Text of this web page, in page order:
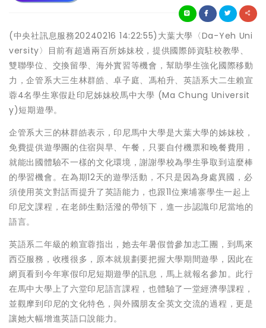
(中央社訊息服務20240216 14:22:55)大葉大學〈Da-Yeh Uni
versity〉目前有超過兩百所姊妹校，提供國際師資駐校教學、
雙聯學位、交換留學、海外實習等機會，幫助學生強化國際移動
力，企管系大三生林群皓、卓子庭、馮柏升、英語系大二生賴宣
蓉4名學生寒假赴印尼姊妹校馬中大學 (Ma Chung Universit
y)短期遊學。
企管系大三的林群皓表示，印尼馬中大學是大葉大學的姊妹校，
免費提供遊學團的住宿與早、午餐，只要自付機票和晚餐費用，
就能出國體驗不一樣的文化環境，謝謝學校為學生爭取到這麼棒
的學習機會。在為期12天的遊學活動，不只是因為身處異國，必
須使用英文對話而提升了英語能力，也跟11位柬埔寨學生一起上
印尼文課程，在老師生動活潑的帶領下，進一步認識印尼當地的
語言。
英語系二年級的賴宣蓉指出，她去年暑假曾參加志工團，到馬來
西亞服務，收穫很多，原本就規劃要把握大學期間遊學，因此在
網頁看到今年寒假印尼短期遊學的訊息，馬上就報名參加。此行
在馬中大學上了六堂印尼語言課程，也體驗了一堂經濟學課程，
並觀摩到印尼的文化特色，與外國朋友全英文交流的過程，更是
讓她大幅增進英語口說能力。